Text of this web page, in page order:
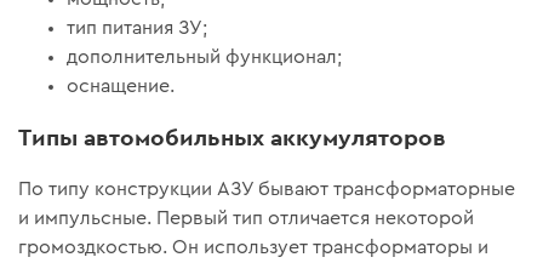
тип питания ЗУ;
дополнительный функционал;
оснащение.
Типы автомобильных аккумуляторов
По типу конструкции АЗУ бывают трансформаторные
и импульсные. Первый тип отличается некоторой
громоздкостью. Он использует трансформаторы и